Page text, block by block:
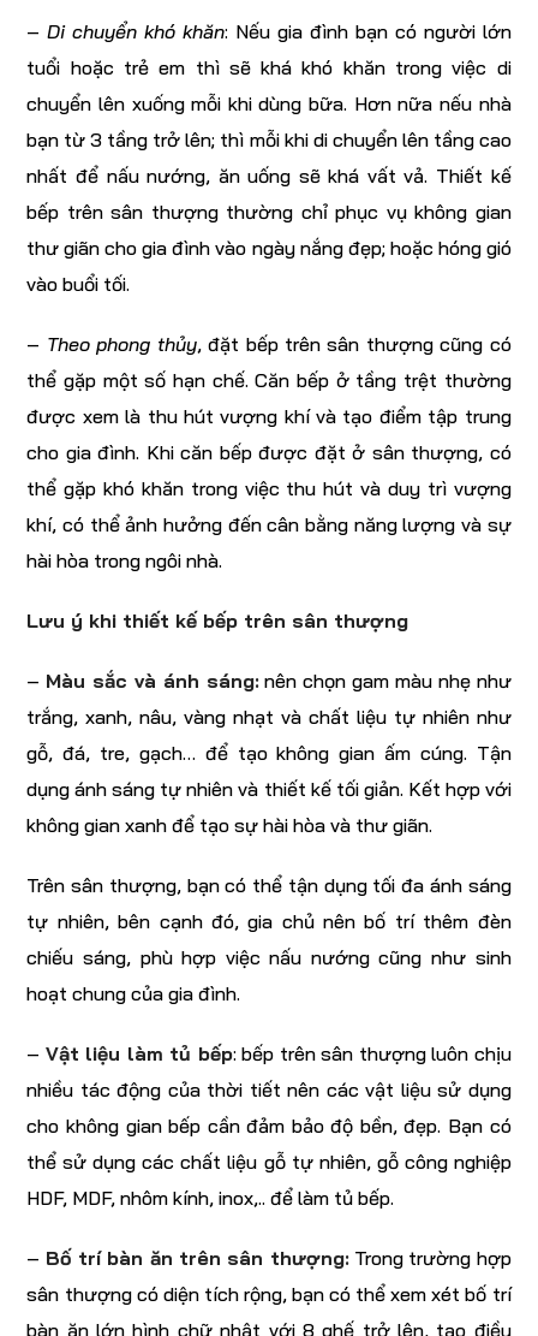
–Di chuyển khó khăn: Nếu gia đình bạn có người lớn
tuổi hoặc trẻ em thì sẽ khá khó khăn trong việc di
chuyển lên xuống mỗi khi dùng bữa. Hơn nữa nếu nhà
bạn từ 3 tầng trở lên; thì mỗi khi di chuyển lên tầng cao
nhất để nấu nướng, ăn uống sẽ khá vất vả. Thiết kế
bếp trên sân thượng thường chỉ phục vụ không gian
thư giãn cho gia đình vào ngày nắng đẹp; hoặc hóng gió
vào buổi tối.
– Theo phong thủy, đặt bếp trên sân thượng cũng có
thể gặp một số hạn chế. Căn bếp ở tầng trệt thường
được xem là thu hút vượng khí và tạo điểm tập trung
cho gia đình. Khi căn bếp được đặt ở sân thượng, có
thể gặp khó khăn trong việc thu hút và duy trì vượng
khí, có thể ảnh hưởng đến cân bằng năng lượng và sự
hài hòa trong ngôi nhà.
Lưu ý khi thiết kế bếp trên sân thượng
– Màu sắc và ánh sáng:nên chọn gam màu nhẹ như
trắng, xanh, nâu, vàng nhạt và chất liệu tự nhiên như
gỗ, đá, tre, gạch… để tạo không gian ấm cúng. Tận
dụng ánh sáng tự nhiên và thiết kế tối giản. Kết hợp với
không gian xanh để tạo sự hài hòa và thư giãn.
Trên sân thượng, bạn có thể tận dụng tối đa ánh sáng
tự nhiên, bên cạnh đó, gia chủ nên bố trí thêm đèn
chiếu sáng, phù hợp việc nấu nướng cũng như sinh
hoạt chung của gia đình.
– Vật liệu làm tủ bếp: bếp trên sân thượng luôn chịu
nhiều tác động của thời tiết nên các vật liệu sử dụng
cho không gian bếp cần đảm bảo độ bền, đẹp. Bạn có
thể sử dụng các chất liệu gỗ tự nhiên, gỗ công nghiệp
HDF, MDF, nhôm kính, inox,.. để làm tủ bếp.
– Bố trí bàn ăn trên sân thượng:Trong trường hợp
sân thượng có diện tích rộng, bạn có thể xem xét bố trí
bàn ăn lớn hình chữ nhật với 8 ghế trở lên, tạo điều